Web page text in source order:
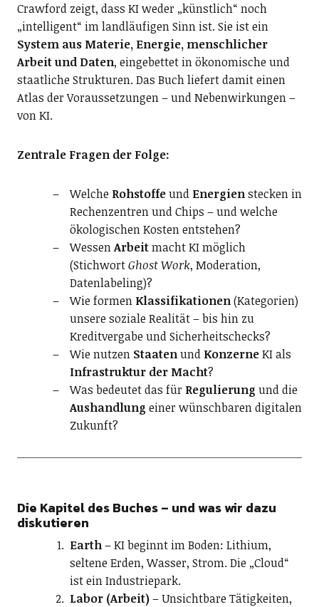
Crawford zeigt, dass KI weder „künstlich“ noch
„intelligent“ im landläufigen Sinn ist. Sie ist ein
System aus Materie, Energie, menschlicher
Arbeit und Daten, eingebettet in ökonomische und
staatliche Strukturen. Das Buch liefert damit einen
Atlas der Voraussetzungen – und Nebenwirkungen –
von KI.
Zentrale Fragen der Folge:
Welche Rohstoffeund Energienstecken in
Rechenzentren und Chips – und welche
ökologischen Kosten entstehen?
WessenArbeitmacht KI möglich
(StichwortGhost Work, Moderation,
Datenlabeling)?
Wie formen Klassifikationen(Kategorien)
unsere soziale Realität – bis hin zu
Kreditvergabe und Sicherheitschecks?
Wie nutzen Staatenund KonzerneKI als
Infrastruktur der Macht?
Was bedeutet das für Regulierung und die
Aushandlung einer wünschbaren digitalen
Zukunft?
Die Kapitel des Buches – und was wir dazu
diskutieren
Earth– KI beginnt im Boden: Lithium,
seltene Erden, Wasser, Strom. Die „Cloud“
ist ein Industriepark.
Labor (Arbeit)– Unsichtbare Tätigkeiten,